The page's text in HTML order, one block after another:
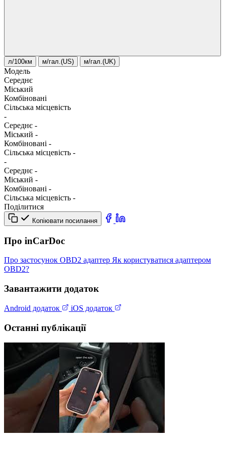
л/100км м/гал.(US) м/гал.(UK)
Модель
Середнє
Міський
Комбіновані
Сільська місцевість
-
Середнє -
Міський -
Комбіновані -
Сільська місцевість -
-
Середнє -
Міський -
Комбіновані -
Сільська місцевість -
Поділитися
Копіювати посилання
Про inCarDoc
Про застосунок OBD2 адаптер Як користуватися адаптером
OBD2?
Завантажити додаток
Android додаток iOS додаток
Останні публікації